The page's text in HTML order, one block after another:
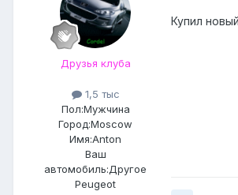
Друзья клуба
1,5 тыс
Пол:Мужчина
Город:Moscow
Имя:Anton
Ваш
автомобиль:Другое
Peugeot
Купил